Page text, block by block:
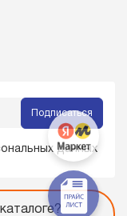
Подписаться
данных